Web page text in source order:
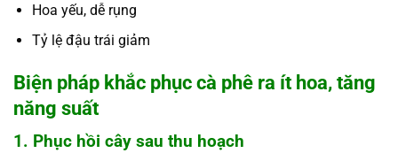
Hoa yếu, dễ rụng
Tỷ lệ đậu trái giảm
Biện pháp khắc phục cà phê ra ít hoa, tăng
năng suất
1. Phục hồi cây sau thu hoạch